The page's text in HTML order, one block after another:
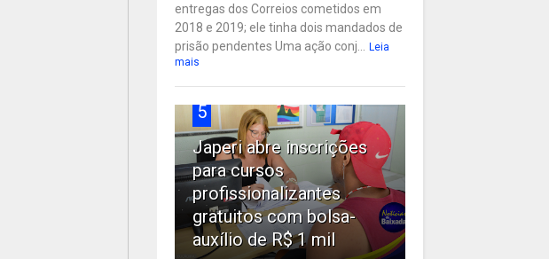
entregas dos Correios cometidos em
2018 e 2019; ele tinha dois mandados de
prisão pendentes Uma ação conj... Leia
mais
5
Japeri abre inscrições
para cursos
profissionalizantes
gratuitos com bolsa-
auxílio de R$ 1 mil